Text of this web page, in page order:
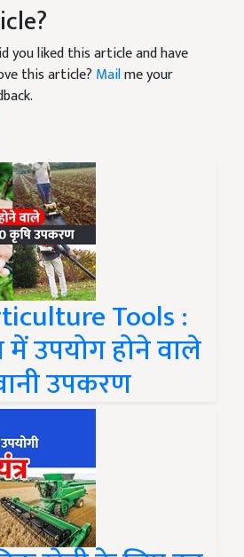
you liked this article and have
this article? Mailme your
Tools :
में उपयोग होने वाले
उपकरण